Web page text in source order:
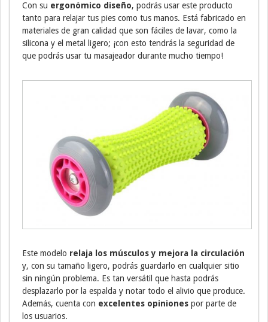
Con su ergonómico diseño, podrás usar este producto
tanto para relajar tus pies como tus manos. Está fabricado en
materiales de gran calidad que son fáciles de lavar, como la
silicona y el metal ligero; ¡con esto tendrás la seguridad de
que podrás usar tu masajeador durante mucho tiempo!
Este modelo relaja los músculos y mejora la circulación
y, con su tamaño ligero, podrás guardarlo en cualquier sitio
sin ningún problema. Es tan versátil que hasta podrás
desplazarlo por la espalda y notar todo el alivio que produce.
Además, cuenta con excelentes opiniones por parte de
los usuarios.